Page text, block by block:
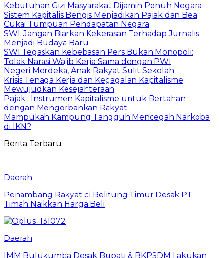
Kebutuhan Gizi Masyarakat Dijamin Penuh Negara
Sistem Kapitalis Bengis Menjadikan Pajak dan Bea
Cukai Tumpuan Pendapatan Negara
SWI: Jangan Biarkan Kekerasan Terhadap Jurnalis
Menjadi Budaya Baru
SWI Tegaskan Kebebasan Pers Bukan Monopoli:
Tolak Narasi Wajib Kerja Sama dengan PWI
Negeri Merdeka, Anak Rakyat Sulit Sekolah
Krisis Tenaga Kerja dan Kegagalan Kapitalisme
Mewujudkan Kesejahteraan
Pajak : Instrumen Kapitalisme untuk Bertahan
dengan Mengorbankan Rakyat
Mampukah Kampung Tangguh Mencegah Narkoba
di IKN?
Berita Terbaru
Daerah
Penambang Rakyat di Belitung Timur Desak PT
Timah Naikkan Harga Beli
Daerah
IMM Bulukumba Desak Bupati & BKPSDM Lakukan